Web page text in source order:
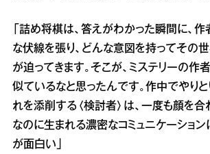
「詰め将棋は、答えがわかった瞬間に、
な伏線を張り、どんな意図を持ってその
が迫ってきます。そこが、ミステリーの作
似ているなと思ったんです。作中でやり
れを添削する〈検討者〉は、一度も顔を合
なのに生まれる濃密なコミュニケーション
が面白い」